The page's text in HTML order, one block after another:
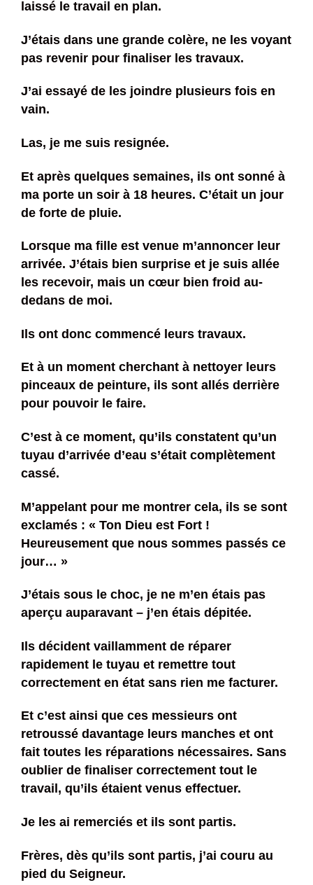
laissé le travail en plan.
J’étais dans une grande colère, ne les voyant
pas revenir pour finaliser les travaux.
J’ai essayé de les joindre plusieurs fois en
vain.
Las, je me suis resignée.
Et après quelques semaines, ils ont sonné à
ma porte un soir à 18 heures. C’était un jour
de forte de pluie.
Lorsque ma fille est venue m’annoncer leur
arrivée. J’étais bien surprise et je suis allée
les recevoir, mais un cœur bien froid au-
dedans de moi.
Ils ont donc commencé leurs travaux.
Et à un moment cherchant à nettoyer leurs
pinceaux de peinture, ils sont allés derrière
pour pouvoir le faire.
C’est à ce moment, qu’ils constatent qu’un
tuyau d’arrivée d’eau s’était complètement
cassé.
M’appelant pour me montrer cela, ils se sont
exclamés : « Ton Dieu est Fort !
Heureusement que nous sommes passés ce
jour… »
J’étais sous le choc, je ne m’en étais pas
aperçu auparavant – j’en étais dépitée.
Ils décident vaillamment de réparer
rapidement le tuyau et remettre tout
correctement en état sans rien me facturer.
Et c’est ainsi que ces messieurs ont
retroussé davantage leurs manches et ont
fait toutes les réparations nécessaires. Sans
oublier de finaliser correctement tout le
travail, qu’ils étaient venus effectuer.
Je les ai remerciés et ils sont partis.
Frères, dès qu’ils sont partis, j’ai couru au
pied du Seigneur.